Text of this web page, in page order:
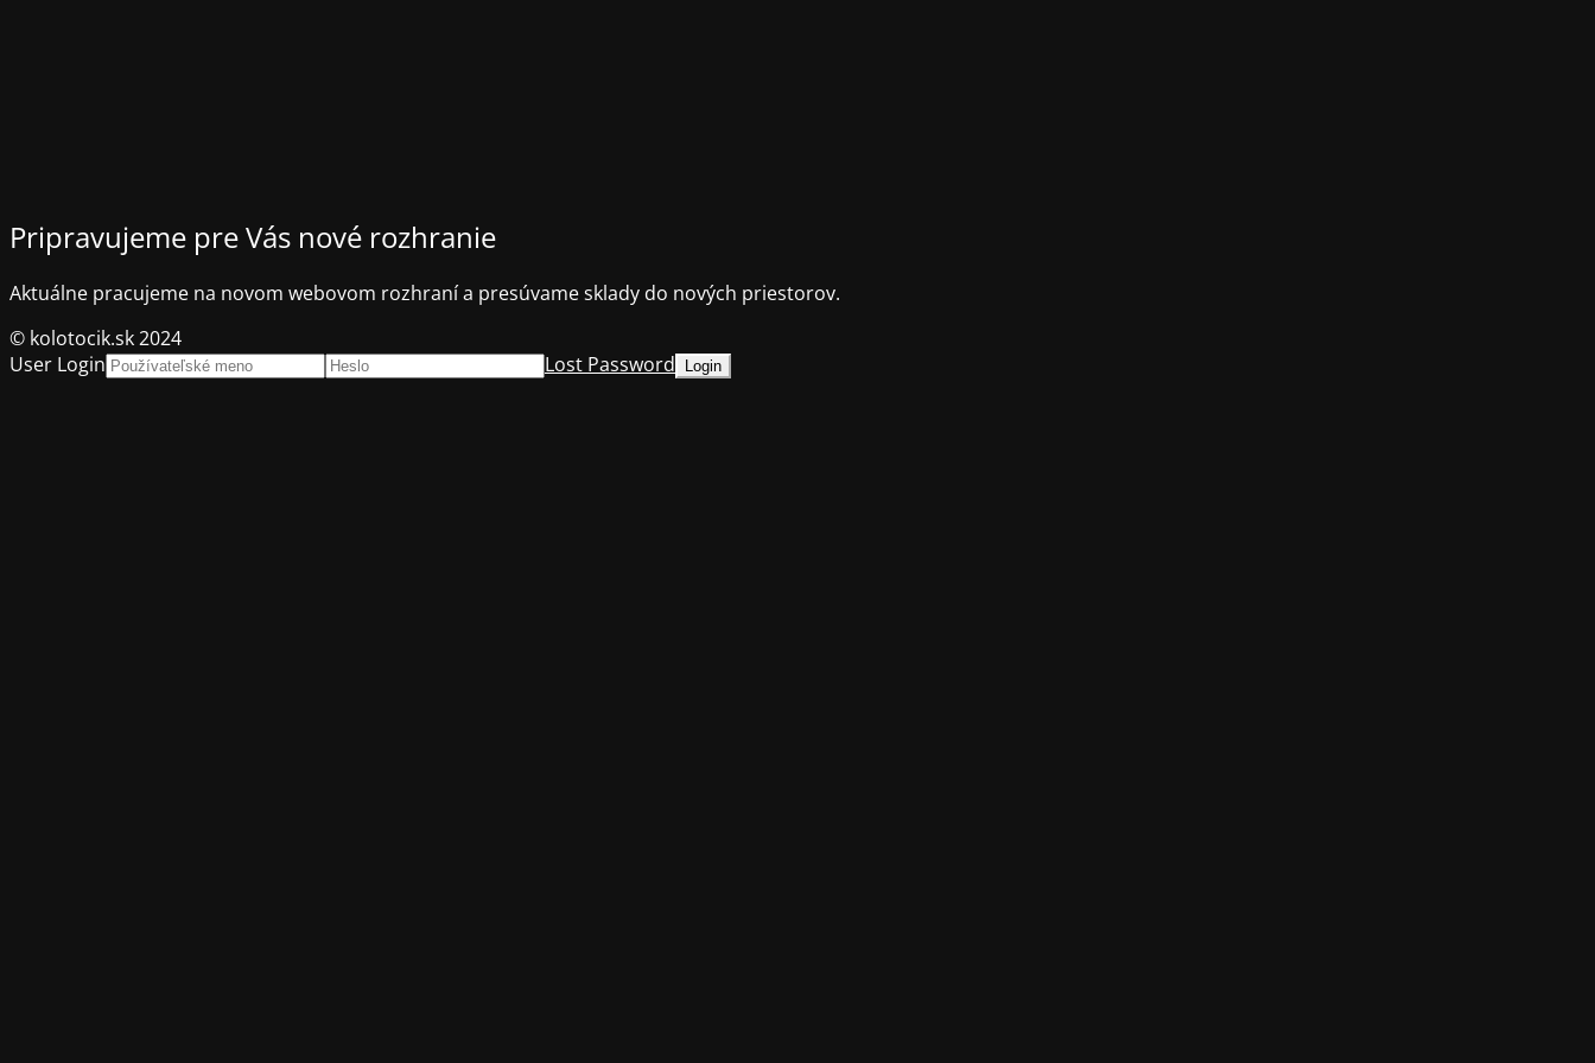
Pripravujeme pre Vás nové rozhranie
Aktuálne pracujeme na novom webovom rozhraní a presúvame sklady do nových priestorov.
© kolotocik.sk 2024
User Login
Lost Password